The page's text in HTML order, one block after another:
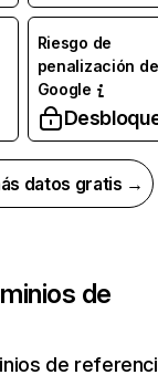
Riesgo de
penalización de
Google
datos gratis →
de
de